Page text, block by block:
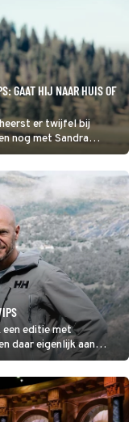
GAAT HIJ NAAR HUIS OF
er twijfel bij
nog met Sandra
kampen of gaat hij
editie met
daar eigenlijk aan